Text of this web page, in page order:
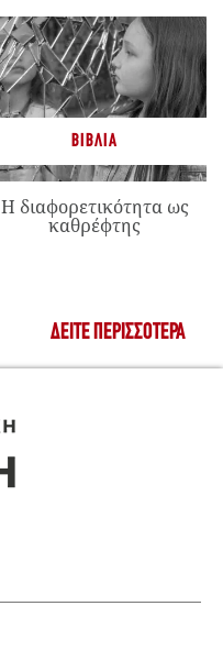
ΒΙΒΛΊΑ
Η διαφορετικότητα ως
καθρέφτης
ΔΕΊΤΕ ΠΕΡΙΣΣΌΤΕΡΑ